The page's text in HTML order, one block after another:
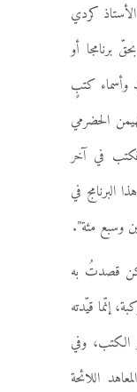
كردي
برنامجا أو
وأسماء كتبٍ
الحضرمي
في آخر
البرنامج في
وسبع مئة”.
قصدتُ به
إنّما قيّدته
الكتب، وفي
اللائحة